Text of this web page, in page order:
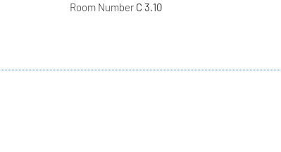
Room NumberC 3.10